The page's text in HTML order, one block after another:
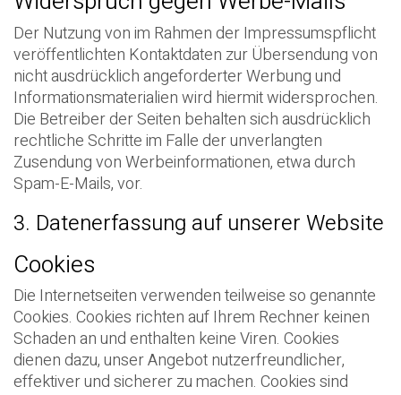
Der Nutzung von im Rahmen der Impressumspflicht
veröffentlichten Kontaktdaten zur Übersendung von
nicht ausdrücklich angeforderter Werbung und
Informationsmaterialien wird hiermit widersprochen.
Die Betreiber der Seiten behalten sich ausdrücklich
rechtliche Schritte im Falle der unverlangten
Zusendung von Werbeinformationen, etwa durch
Spam-E-Mails, vor.
3. Datenerfassung auf unserer Website
Cookies
Die Internetseiten verwenden teilweise so genannte
Cookies. Cookies richten auf Ihrem Rechner keinen
Schaden an und enthalten keine Viren. Cookies
dienen dazu, unser Angebot nutzerfreundlicher,
effektiver und sicherer zu machen. Cookies sind